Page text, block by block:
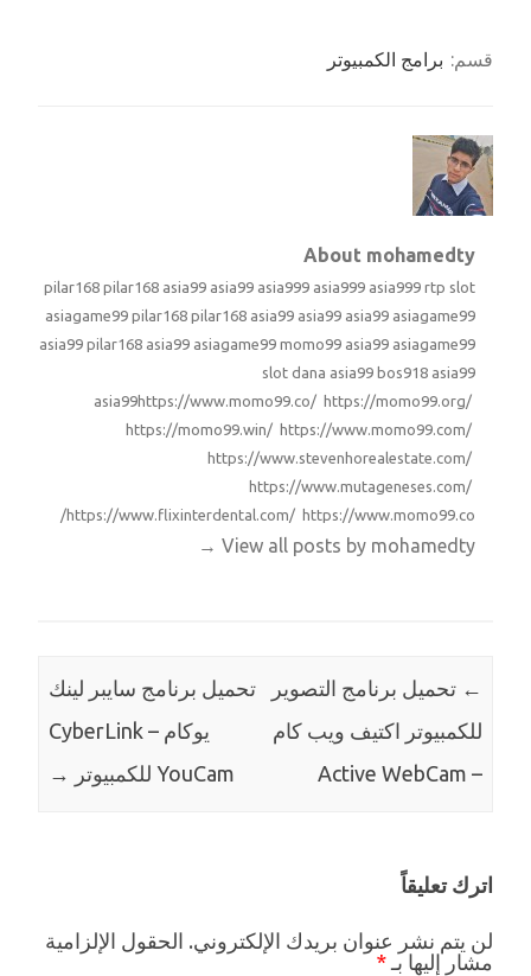
قسم: برامج الكمبيوتر
About mohamedty
pilar168 pilar168 asia99 asia99 asia999 asia999 asia999 rtp slot
asiagame99 pilar168 pilar168 asia99 asia99 asia99 asiagame99
asia99 pilar168 asia99 asiagame99 momo99 asia99 asiagame99
slot dana asia99 bos918 asia99
asia99https://www.momo99.co/ https://momo99.org/
https://momo99.win/ https://www.momo99.com/
https://www.stevenhorealestate.com/
https://www.mutageneses.com/
https://www.flixinterdental.com/ https://www.momo99.co/
View all posts by mohamedty
→
← تحميل برنامج التصوير
للكمبيوتر اكتيف ويب كام
– Active WebCam
تحميل برنامج سايبر لينك
يوكام – CyberLink
YouCam للكمبيوتر
→
اترك تعليقاً
لن يتم نشر عنوان بريدك الإلكتروني. الحقول الإلزامية
مشار إليها بـ *